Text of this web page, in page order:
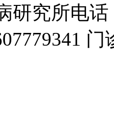
研究所电话